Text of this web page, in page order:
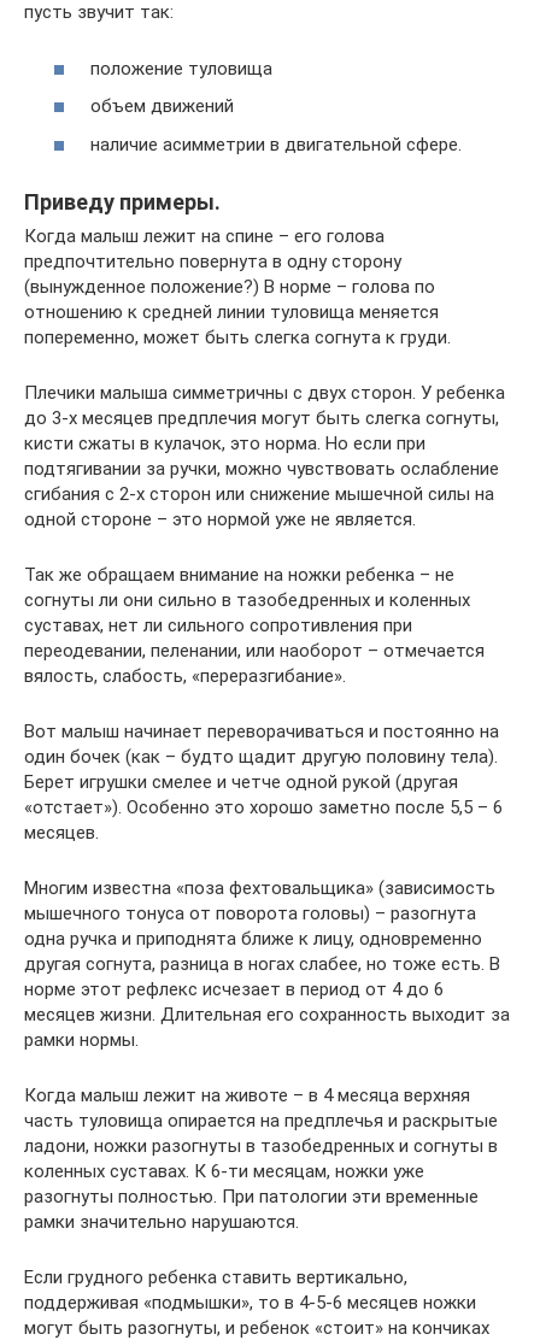
пусть звучит так:
положение туловища
объем движений
наличие асимметрии в двигательной сфере.
Приведу примеры.
Когда малыш лежит на спине – его голова
предпочтительно повернута в одну сторону
(вынужденное положение?) В норме – голова по
отношению к средней линии туловища меняется
попеременно, может быть слегка согнута к груди.
Плечики малыша симметричны с двух сторон. У ребенка
до 3-х месяцев предплечия могут быть слегка согнуты,
кисти сжаты в кулачок, это норма. Но если при
подтягивании за ручки, можно чувствовать ослабление
сгибания с 2-х сторон или снижение мышечной силы на
одной стороне – это нормой уже не является.
Так же обращаем внимание на ножки ребенка – не
согнуты ли они сильно в тазобедренных и коленных
суставах, нет ли сильного сопротивления при
переодевании, пеленании, или наоборот – отмечается
вялость, слабость, «переразгибание».
Вот малыш начинает переворачиваться и постоянно на
один бочек (как – будто щадит другую половину тела).
Берет игрушки смелее и четче одной рукой (другая
«отстает»). Особенно это хорошо заметно после 5,5 – 6
месяцев.
Многим известна «поза фехтовальщика» (зависимость
мышечного тонуса от поворота головы) – разогнута
одна ручка и приподнята ближе к лицу, одновременно
другая согнута, разница в ногах слабее, но тоже есть. В
норме этот рефлекс исчезает в период от 4 до 6
месяцев жизни. Длительная его сохранность выходит за
рамки нормы.
Когда малыш лежит на животе – в 4 месяца верхняя
часть туловища опирается на предплечья и раскрытые
ладони, ножки разогнуты в тазобедренных и согнуты в
коленных суставах. К 6-ти месяцам, ножки уже
разогнуты полностью. При патологии эти временные
рамки значительно нарушаются.
Если грудного ребенка ставить вертикально,
поддерживая «подмышки», то в 4-5-6 месяцев ножки
могут быть разогнуты, и ребенок «стоит» на кончиках